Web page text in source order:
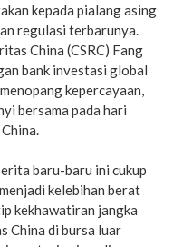
kepada pialang asing
regulasi terbarunya.
China (CSRC) Fang
bank investasi global
kepercayaan,
bersama pada hari
baru-baru ini cukup
kelebihan berat
kekhawatiran jangka
China di bursa luar